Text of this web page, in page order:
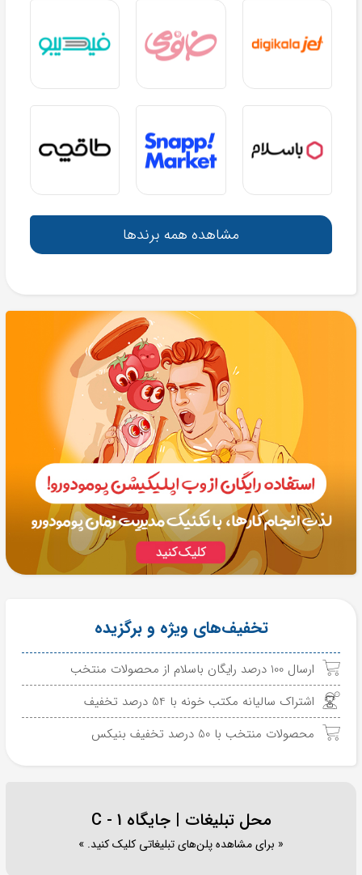
مشاهده همه برندها
تخفیف‌های ویژه و برگزیده
ارسال 100 درصد رایگان باسلام از محصولات منتخب
اشتراک سالیانه مکتب خونه با 54 درصد تخفیف
محصولات منتخب با 50 درصد تخفیف بنیکس
محل تبلیغات | جایگاه C - 1
« برای مشاهده پلن‌های تبلیغاتی کلیک کنید. »